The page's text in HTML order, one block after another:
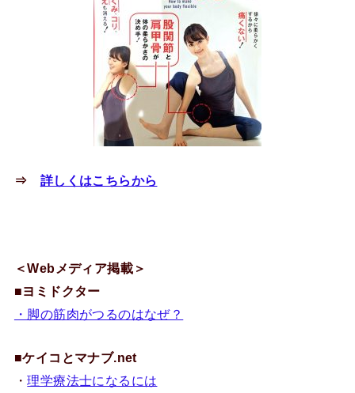
⇒ 詳しくはこちらから
＜Webメディア掲載＞
■ヨミドクター
・脚の筋肉がつるのはなぜ？
■ケイコとマナブ.net
・理学療法士になるには